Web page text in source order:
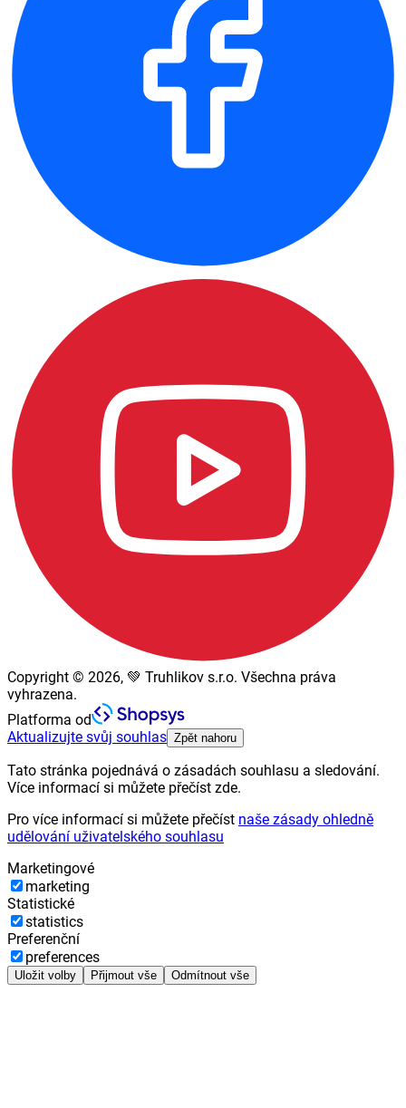
Copyright © 2026, 💚 Truhlikov s.r.o. Všechna práva
vyhrazena.
Platforma od
Aktualizujte svůj souhlas Zpět nahoru
Tato stránka pojednává o zásadách souhlasu a sledování.
Více informací si můžete přečíst zde.
Pro více informací si můžete přečíst naše zásady ohledně
udělování uživatelského souhlasu
Marketingové
marketing
Statistické
statistics
Preferenční
preferences
Uložit volby Přijmout vše Odmítnout vše